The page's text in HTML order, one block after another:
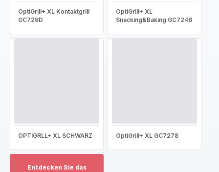
OptiGrill+ XL Kontaktgrill
GC728D
OptiGrill+ XL
Snacking&Baking GC7248
OPTIGRLL+ XL SCHWARZ OptiGrill+ XL GC7278
Entdecken Sie das